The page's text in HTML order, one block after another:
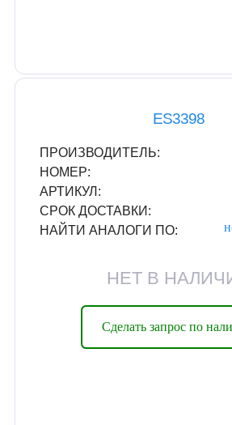
ES3398
ПРОИЗВОДИТЕЛЬ:
НОМЕР:
АРТИКУЛ:
СРОК ДОСТАВКИ:
НАЙТИ АНАЛОГИ ПО:
НЕТ В
Сделать запрос по